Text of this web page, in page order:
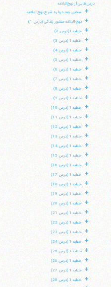
درس‌هایی از نهج‌البلاغه
+ سخنی چند درباره شرح نهج البلاغه
+ نهج البلاغه منشور زندگی (درس 1)
+ خطبه 1(درس 2)
+ خطبه 1 (درس 3)
+ خطبه 1 (درس 4)
+ خطبه 1 (درس 5)
+ خطبه 1 (درس 6)
+ خطبه 1 (درس 7)
+ خطبه 1 (درس 8)
+ خطبه 1 (درس 9)
+ خطبه 1 (درس 10)
+ خطبه 1 (درس 11)
+ خطبه 1 (درس 12)
+ خطبه 1 (درس 13)
+ خطبه 1 (درس 14)
+ خطبه 1 (درس 15)
+ خطبه 1 (درس 16)
+ خطبه 1 (درس 17)
+ خطبه 1 (درس 18)
+ خطبه 1 (درس 19)
+ خطبه 1 (درس 20)
+ خطبه 1 (درس 21)
+ خطبه 1 (درس 22)
+ خطبه 1 (درس 23)
+ خطبه 1 (درس 24)
+ خطبه 1 (درس 25)
+ خطبه 1 (درس 26)
+ خطبه 1 (درس 27)
+ خطبه 1 (درس 28)